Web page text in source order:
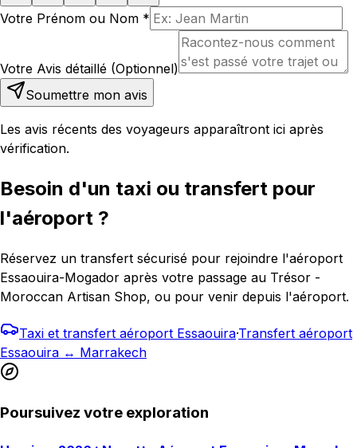
Votre Prénom ou Nom *
Votre Avis détaillé (Optionnel)
Soumettre mon avis
Les avis récents des voyageurs apparaîtront ici après
vérification.
Besoin d'un taxi ou transfert pour
l'aéroport ?
Réservez un transfert sécurisé pour rejoindre l'aéroport
Essaouira-Mogador après votre passage au Trésor -
Moroccan Artisan Shop, ou pour venir depuis l'aéroport.
Taxi et transfert aéroport Essaouira·Transfert aéroport
Essaouira ↔ Marrakech
Poursuivez votre exploration